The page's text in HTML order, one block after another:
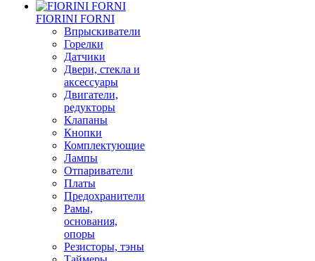
FIORINI FORNI
Впрыскиватели
Горелки
Датчики
Двери, стекла и
аксессуары
Двигатели,
редукторы
Клапаны
Кнопки
Комплектующие
Лампы
Отпариватели
Платы
Предохранители
Рамы,
основания,
опоры
Резисторы, тэны